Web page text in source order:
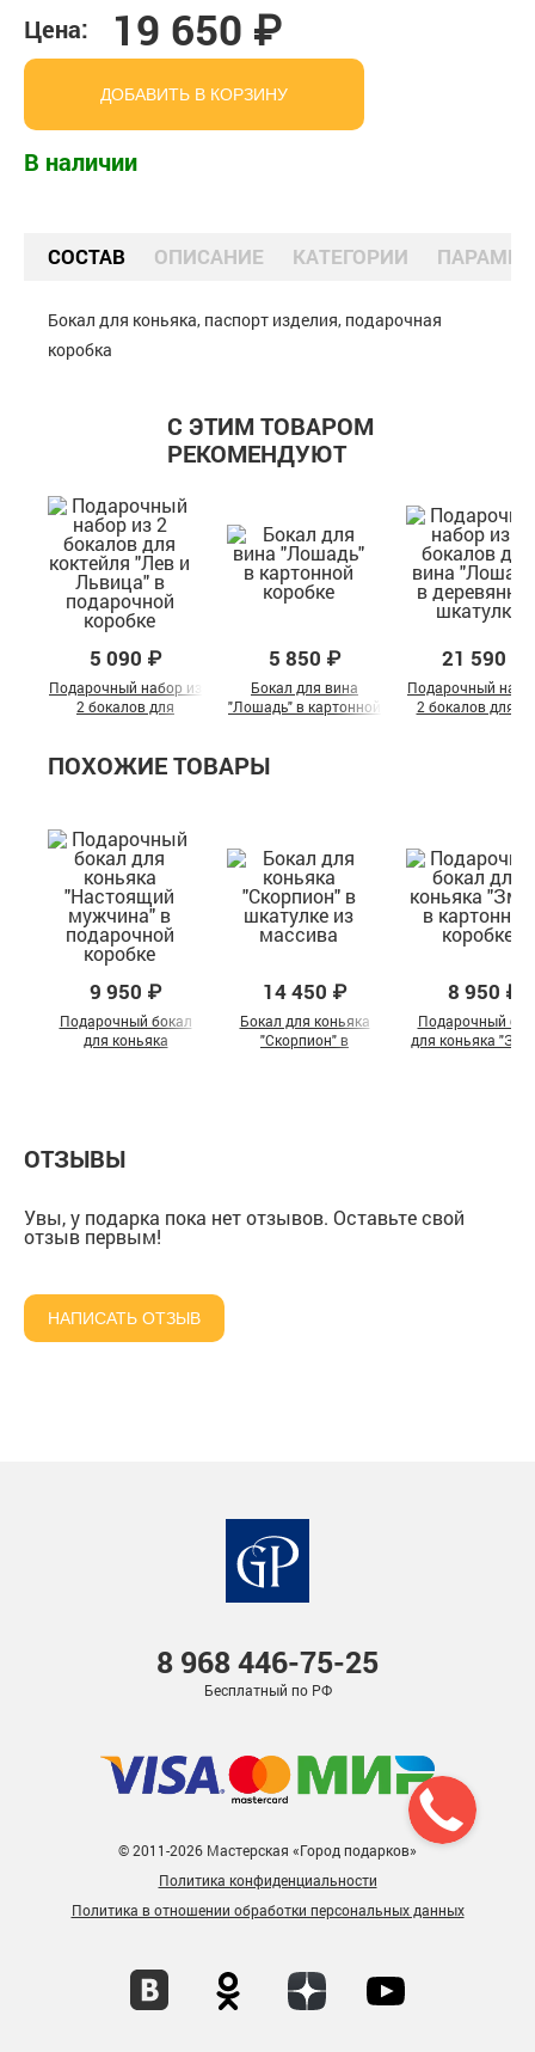
Цена: 19 650 ₽
ДОБАВИТЬ В КОРЗИНУ
В наличии
СОСТАВ ОПИСАНИЕ КАТЕГОРИИ
Бокал для коньяка, паспорт изделия, подарочная
коробка
С ЭТИМ ТОВАРОМ
РЕКОМЕНДУЮТ
5 090 ₽
Подарочный набор из
2 бокалов для
подарочной коробке
5 850 ₽
Бокал для вина
"Лошадь" в картонной
21 590 ₽
Подарочный
2 бокалов для
ПОХОЖИЕ ТОВАРЫ
9 950 ₽
Подарочный бокал
для коньяка
14 450 ₽
Бокал для коньяка
"Скорпион" в
8 950 ₽
Подарочный
для коньяка
ОТЗЫВЫ
Увы, у подарка пока нет отзывов. Оставьте свой
отзыв первым!
НАПИСАТЬ ОТЗЫВ
8 968446-75-25
Бесплатный по РФ
© 2011-2026 Мастерская «Город подарков»
Политика конфиденциальности
Политика в отношении обработки персональных данных